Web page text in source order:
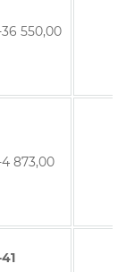
36 550,00
4 873,00